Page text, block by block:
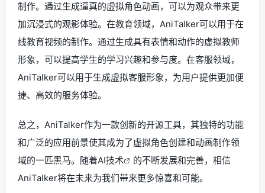
制作。通过生成逼真的虚拟角色动画，可以为观众带来更
加沉浸式的观影体验。在教育领域，AniTalker可以用于在
线教育视频的制作。通过生成具有表情和动作的虚拟教师
形象，可以提高学生的学习兴趣和参与度。在客服领域，
AniTalker可以用于生成虚拟客服形象，为用户提供更加便
捷、高效的服务体验。
总之，AniTalker作为一款创新的开源工具，其独特的功能
和广泛的应用前景使其成为了虚拟角色创建和动画制作领
域的一匹黑马。随着AI技术
的不断发展和完善，相信
AniTalker将在未来为我们带来更多惊喜和可能。